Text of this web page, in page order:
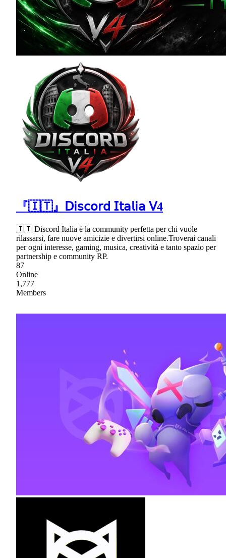
『🇮🇹』𝖣𝗂𝗌𝖼𝗈𝗋𝖽 𝖨𝗍𝖺𝗅𝗂𝖺 𝖵4
🇮🇹 Discord Italia è la community perfetta per chi vuole
rilassarsi, fare nuove amicizie e divertirsi online.Troverai canali
per ogni interesse, gaming, musica, creatività e tanto spazio per
partnership e community RP.
87
Online
1,777
Members